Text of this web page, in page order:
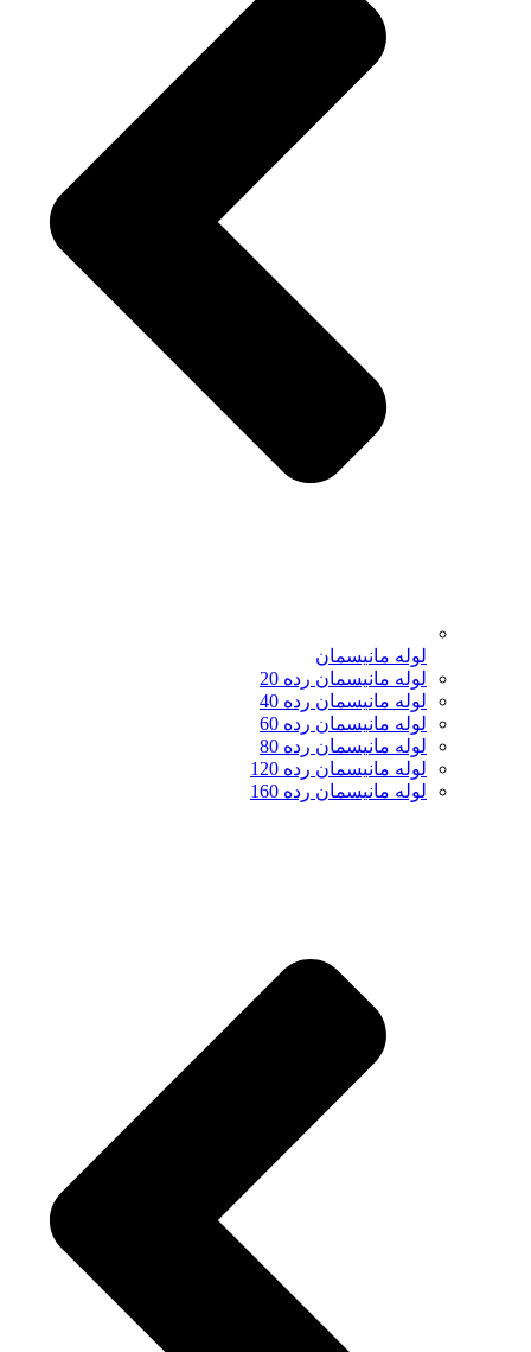
لوله مانیسمان
لوله مانیسمان رده 20
لوله مانیسمان رده 40
لوله مانیسمان رده 60
لوله مانیسمان رده 80
لوله مانیسمان رده 120
لوله مانیسمان رده 160